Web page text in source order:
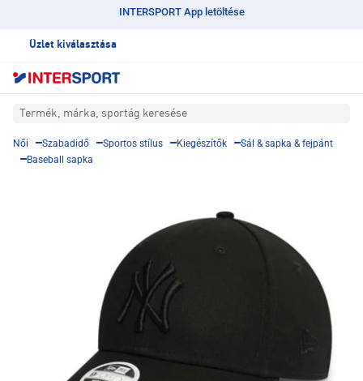
INTERSPORT App letöltése
Üzlet kiválasztása
Termék, márka, sportág keresése
Női Szabadidő Sportos stílus Kiegészítők
Sál & sapka & fejpánt
Baseball sapka